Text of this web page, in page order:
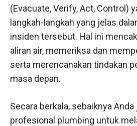
(Evacuate, Verify, Act, Control)
langkah-langkah yang jelas
insiden tersebut. Hal ini
aliran air, memeriksa dan
serta merencanakan tindakan
masa depan.
Secara berkala, sebaiknya
profesional plumbing untuk